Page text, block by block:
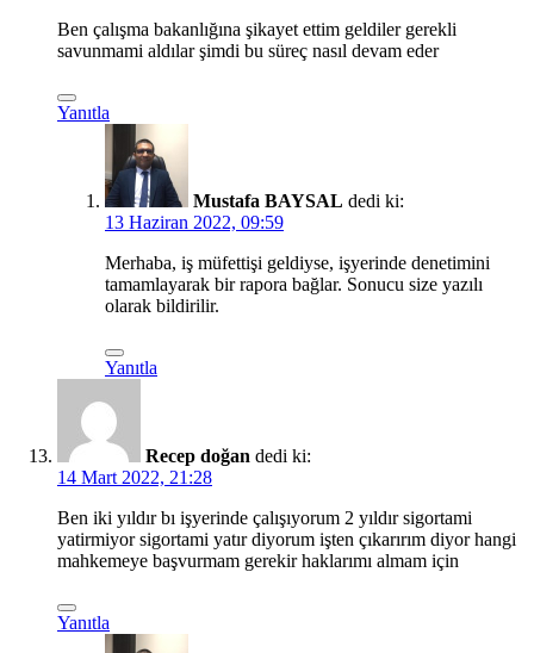
Ben çalışma bakanlığına şikayet ettim geldiler gerekli
savunmami aldılar şimdi bu süreç nasıl devam eder
Yanıtla
Mustafa BAYSAL dedi ki:
13 Haziran 2022, 09:59
Merhaba, iş müfettişi geldiyse, işyerinde denetimini
tamamlayarak bir rapora bağlar. Sonucu size yazılı
olarak bildirilir.
Yanıtla
Recep doğan dedi ki:
14 Mart 2022, 21:28
Ben iki yıldır bı işyerinde çalışıyorum 2 yıldır sigortami
yatirmiyor sigortami yatır diyorum işten çıkarırım diyor hangi
mahkemeye başvurmam gerekir haklarımı almam için
Yanıtla